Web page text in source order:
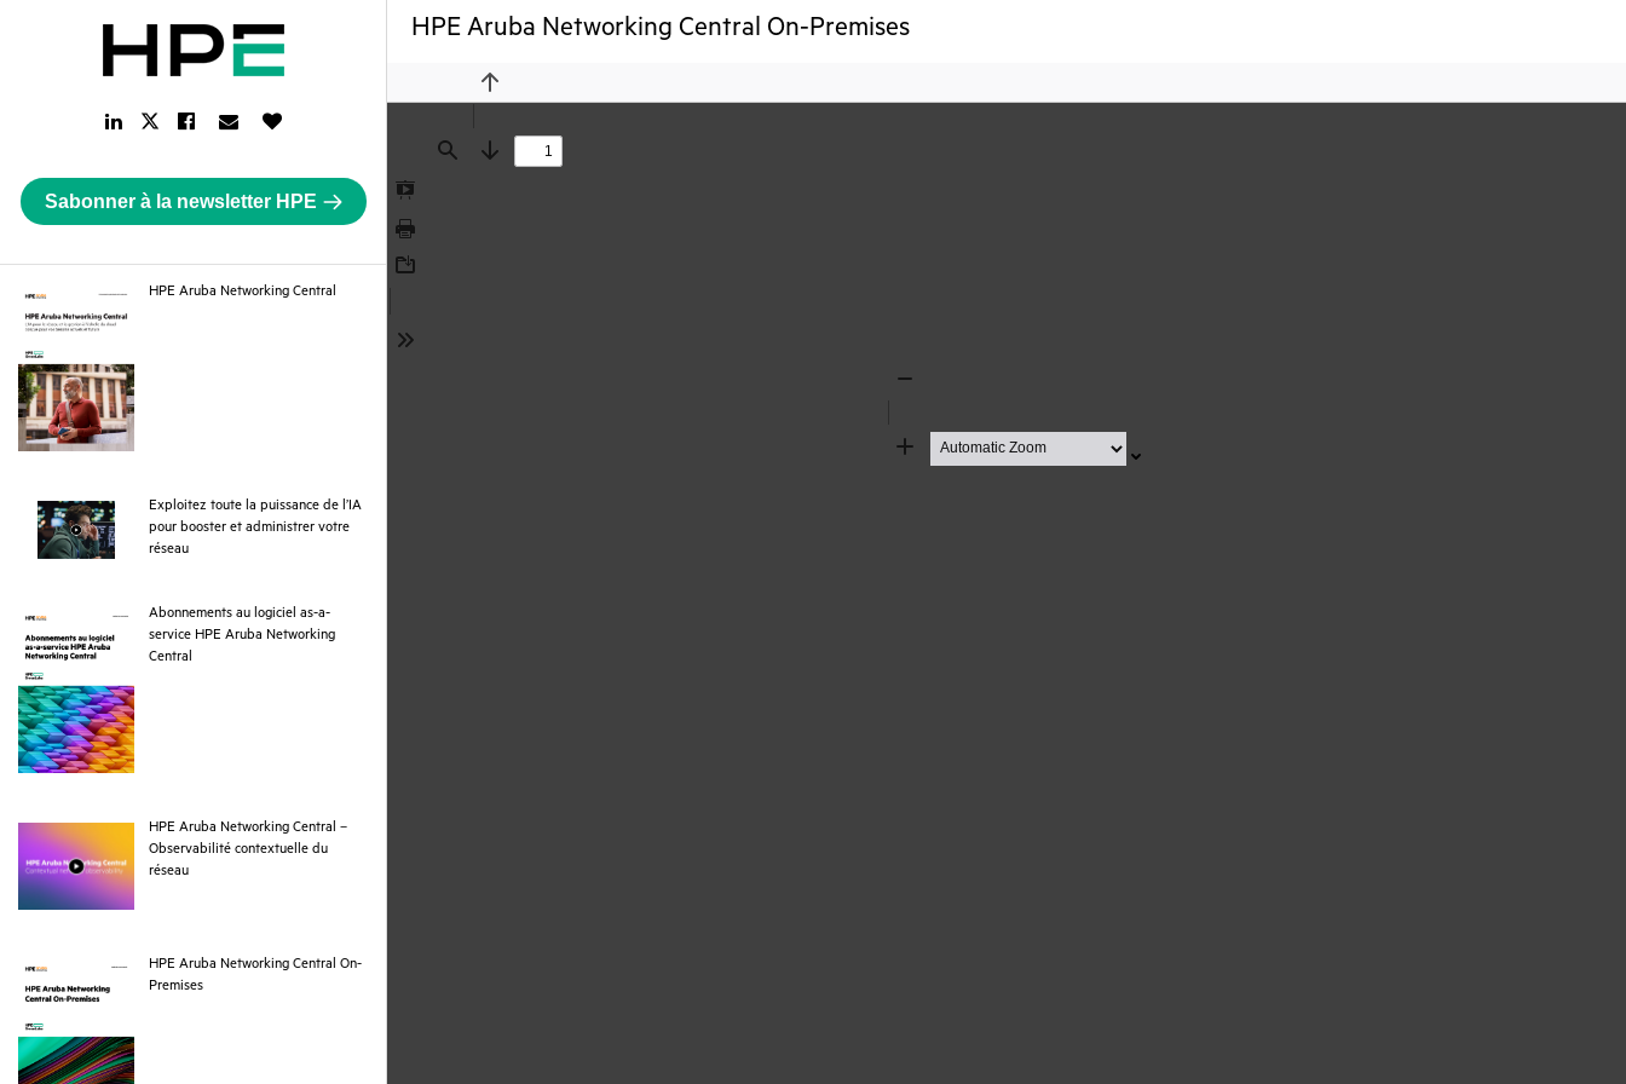
Find
Previous
Next
Presentation
Mode
Print
HPE Aruba Networking Central On-Premises
LinkedIn
Link
TwitterFacebook
Link
Email
Link
Sabonner à la newsletter HPE
HPE Aruba Networking Central
Exploitez toute la puissance de l’IA
pour booster et administrer votre
réseauwebpage
Abonnements au logiciel as-a-
service HPE Aruba Networking
Central
HPE Aruba Networking Central –
Observabilité contextuelle du
réseauwebpage
HPE Aruba Networking Central On-
Premisespdf